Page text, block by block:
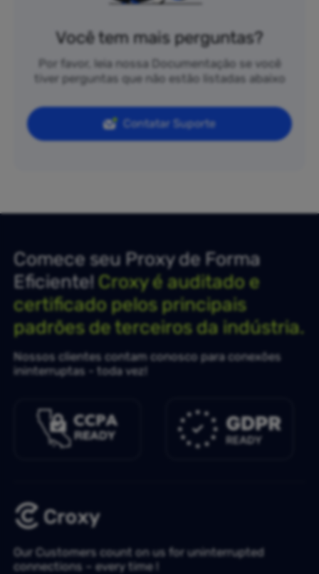
Você tem mais perguntas?
Por favor, leia nossa Documentação se você
tiver perguntas que não estão listadas abaixo
Contatar Suporte
Comece seu Proxy de Forma
Eficiente!Croxy é auditado e
certificado pelos principais
padrões de terceiros da indústria.
Nossos clientes contam conosco para conexões
ininterruptas - toda vez!
Our Customers count on us for uninterrupted
connections – every time !